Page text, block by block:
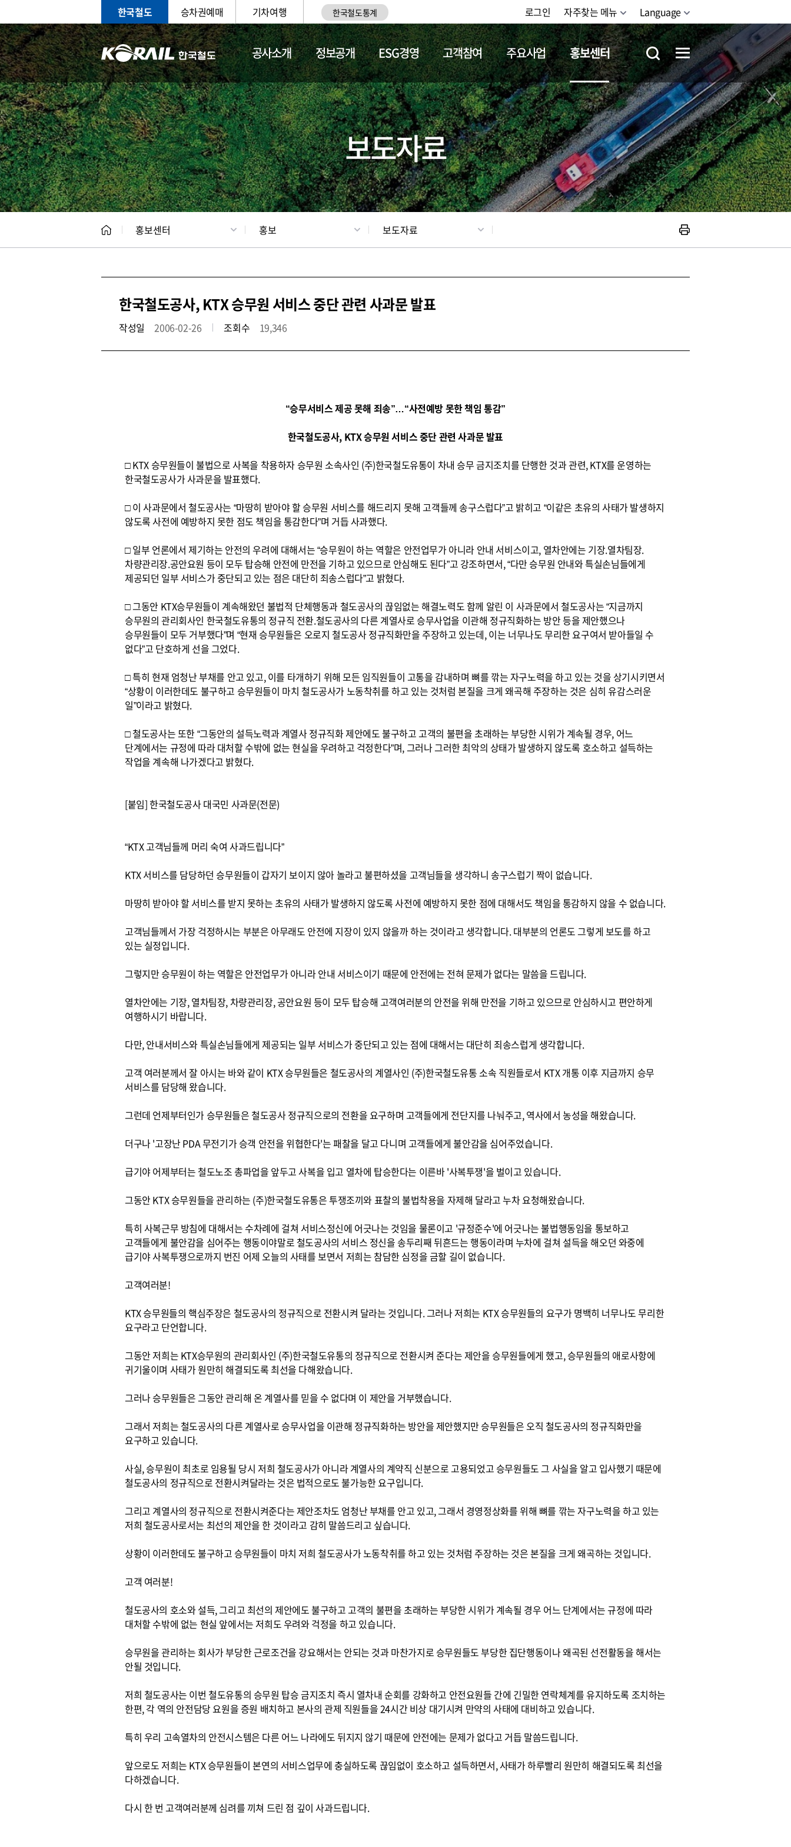
한국철도 승차권예매 기차여행 한국철도통계 로그인 자주찾는 메뉴 Language
공사소개 정보공개 ESG경영 고객참여 주요사업 홍보센터
홍보 문화사업 갤러리 기차소개 철도체험
보도자료
홍보센터 홍보 보도자료
한국철도공사, KTX 승무원 서비스 중단 관련 사과문 발표
작성일 2006-02-26 조회수 19,346
“승무서비스 제공 못해 죄송”…“사전예방 못한 책임 통감”
한국철도공사, KTX 승무원 서비스 중단 관련 사과문 발표
□ KTX 승무원들이 불법으로 사복을 착용하자 승무원 소속사인 (주)한국철도유통이 차내 승무 금지조치를 단행한 것과 관련, KTX를 운영하는
한국철도공사가 사과문을 발표했다.
□ 이 사과문에서 철도공사는 “마땅히 받아야 할 승무원 서비스를 해드리지 못해 고객들께 송구스럽다”고 밝히고 “이같은 초유의 사태가 발생하지
않도록 사전에 예방하지 못한 점도 책임을 통감한다”며 거듭 사과했다.
□ 일부 언론에서 제기하는 안전의 우려에 대해서는 “승무원이 하는 역할은 안전업무가 아니라 안내 서비스이고, 열차안에는 기장.열차팀장.
차량관리장.공안요원 등이 모두 탑승해 안전에 만전을 기하고 있으므로 안심해도 된다”고 강조하면서, “다만 승무원 안내와 특실손님들에게
제공되던 일부 서비스가 중단되고 있는 점은 대단히 죄송스럽다”고 밝혔다.
□ 그동안 KTX승무원들이 계속해왔던 불법적 단체행동과 철도공사의 끊임없는 해결노력도 함께 알린 이 사과문에서 철도공사는 “지금까지
승무원의 관리회사인 한국철도유통의 정규직 전환.철도공사의 다른 계열사로 승무사업을 이관해 정규직화하는 방안 등을 제안했으나
승무원들이 모두 거부했다”며 “현재 승무원들은 오로지 철도공사 정규직화만을 주장하고 있는데, 이는 너무나도 무리한 요구여서 받아들일 수
없다”고 단호하게 선을 그었다.
□ 특히 현재 엄청난 부채를 안고 있고, 이를 타개하기 위해 모든 임직원들이 고통을 감내하며 뼈를 깎는 자구노력을 하고 있는 것을 상기시키면서
“상황이 이러한데도 불구하고 승무원들이 마치 철도공사가 노동착취를 하고 있는 것처럼 본질을 크게 왜곡해 주장하는 것은 심히 유감스러운
일”이라고 밝혔다.
□ 철도공사는 또한 “그동안의 설득노력과 계열사 정규직화 제안에도 불구하고 고객의 불편을 초래하는 부당한 시위가 계속될 경우, 어느
단계에서는 규정에 따라 대처할 수밖에 없는 현실을 우려하고 걱정한다”며, 그러나 그러한 최악의 상태가 발생하지 않도록 호소하고 설득하는
작업을 계속해 나가겠다고 밝혔다.
[붙임] 한국철도공사 대국민 사과문(전문)
“KTX 고객님들께 머리 숙여 사과드립니다”
KTX 서비스를 담당하던 승무원들이 갑자기 보이지 않아 놀라고 불편하셨을 고객님들을 생각하니 송구스럽기 짝이 없습니다.
마땅히 받아야 할 서비스를 받지 못하는 초유의 사태가 발생하지 않도록 사전에 예방하지 못한 점에 대해서도 책임을 통감하지 않을 수 없습니다.
고객님들께서 가장 걱정하시는 부분은 아무래도 안전에 지장이 있지 않을까 하는 것이라고 생각합니다. 대부분의 언론도 그렇게 보도를 하고
있는 실정입니다.
그렇지만 승무원이 하는 역할은 안전업무가 아니라 안내 서비스이기 때문에 안전에는 전혀 문제가 없다는 말씀을 드립니다.
열차안에는 기장, 열차팀장, 차량관리장, 공안요원 등이 모두 탑승해 고객여러분의 안전을 위해 만전을 기하고 있으므로 안심하시고 편안하게
여행하시기 바랍니다.
다만, 안내서비스와 특실손님들에게 제공되는 일부 서비스가 중단되고 있는 점에 대해서는 대단히 죄송스럽게 생각합니다.
고객 여러분께서 잘 아시는 바와 같이 KTX 승무원들은 철도공사의 계열사인 (주)한국철도유통 소속 직원들로서 KTX 개통 이후 지금까지 승무
서비스를 담당해 왔습니다.
그런데 언제부터인가 승무원들은 철도공사 정규직으로의 전환을 요구하며 고객들에게 전단지를 나눠주고, 역사에서 농성을 해왔습니다.
더구나 '고장난 PDA 무전기가 승객 안전을 위협한다'는 패찰을 달고 다니며 고객들에게 불안감을 심어주었습니다.
급기야 어제부터는 철도노조 총파업을 앞두고 사복을 입고 열차에 탑승한다는 이른바 '사복투쟁'을 벌이고 있습니다.
그동안 KTX 승무원들을 관리하는 (주)한국철도유통은 투쟁조끼와 표찰의 불법착용을 자제해 달라고 누차 요청해왔습니다.
특히 사복근무 방침에 대해서는 수차례에 걸쳐 서비스정신에 어긋나는 것임을 물론이고 '규정준수'에 어긋나는 불법행동임을 통보하고
고객들에게 불안감을 심어주는 행동이야말로 철도공사의 서비스 정신을 송두리째 뒤흔드는 행동이라며 누차에 걸쳐 설득을 해오던 와중에
급기야 사복투쟁으로까지 번진 어제 오늘의 사태를 보면서 저희는 참담한 심정을 금할 길이 없습니다.
고객여러분!
KTX 승무원들의 핵심주장은 철도공사의 정규직으로 전환시켜 달라는 것입니다. 그러나 저희는 KTX 승무원들의 요구가 명백히 너무나도 무리한
요구라고 단언합니다.
그동안 저희는 KTX승무원의 관리회사인 (주)한국철도유통의 정규직으로 전환시켜 준다는 제안을 승무원들에게 했고, 승무원들의 애로사항에
귀기울이며 사태가 원만히 해결되도록 최선을 다해왔습니다.
그러나 승무원들은 그동안 관리해 온 계열사를 믿을 수 없다며 이 제안을 거부했습니다.
그래서 저희는 철도공사의 다른 계열사로 승무사업을 이관해 정규직화하는 방안을 제안했지만 승무원들은 오직 철도공사의 정규직화만을
요구하고 있습니다.
사실, 승무원이 최초로 임용될 당시 저희 철도공사가 아니라 계열사의 계약직 신분으로 고용되었고 승무원들도 그 사실을 알고 입사했기 때문에
철도공사의 정규직으로 전환시켜달라는 것은 법적으로도 불가능한 요구입니다.
그리고 계열사의 정규직으로 전환시켜준다는 제안조차도 엄청난 부채를 안고 있고, 그래서 경영정상화를 위해 뼈를 깎는 자구노력을 하고 있는
저희 철도공사로서는 최선의 제안을 한 것이라고 감히 말씀드리고 싶습니다.
상황이 이러한데도 불구하고 승무원들이 마치 저희 철도공사가 노동착취를 하고 있는 것처럼 주장하는 것은 본질을 크게 왜곡하는 것입니다.
고객 여러분!
철도공사의 호소와 설득, 그리고 최선의 제안에도 불구하고 고객의 불편을 초래하는 부당한 시위가 계속될 경우 어느 단계에서는 규정에 따라
대처할 수밖에 없는 현실 앞에서는 저희도 우려와 걱정을 하고 있습니다.
승무원을 관리하는 회사가 부당한 근로조건을 강요해서는 안되는 것과 마찬가지로 승무원들도 부당한 집단행동이나 왜곡된 선전활동을 해서는
안될 것입니다.
저희 철도공사는 이번 철도유통의 승무원 탑승 금지조치 즉시 열차내 순회를 강화하고 안전요원들 간에 긴밀한 연락체계를 유지하도록 조치하는
한편, 각 역의 안전담당 요원을 증원 배치하고 본사의 관제 직원들을 24시간 비상 대기시켜 만약의 사태에 대비하고 있습니다.
특히 우리 고속열차의 안전시스템은 다른 어느 나라에도 뒤지지 않기 때문에 안전에는 문제가 없다고 거듭 말씀드립니다.
앞으로도 저희는 KTX 승무원들이 본연의 서비스업무에 충실하도록 끊임없이 호소하고 설득하면서, 사태가 하루빨리 원만히 해결되도록 최선을
다하겠습니다.
다시 한 번 고객여러분께 심려를 끼쳐 드린 점 깊이 사과드립니다.